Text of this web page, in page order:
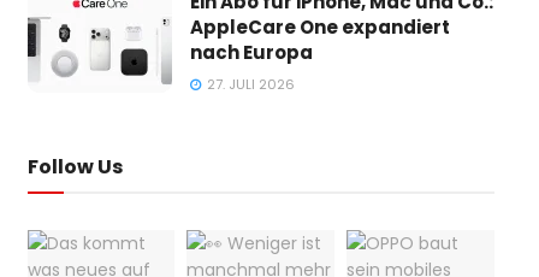
AppleCare One expandiert
nach Europa
27. JULI 2026
Follow Us